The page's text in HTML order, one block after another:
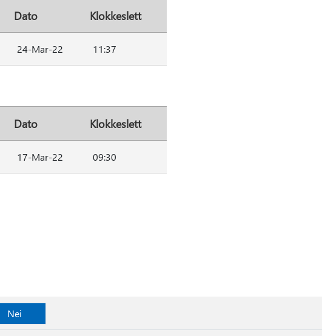
Dato Klokkeslett
24-Mar-22 11:37
Dato Klokkeslett
17-Mar-22 09:30
Nei